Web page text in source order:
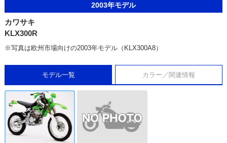
2003年モデル
カワサキ
KLX300R
※写真は欧州市場向けの2003年モデル（KLX300A8）
モデル一覧 カラー／関連情報